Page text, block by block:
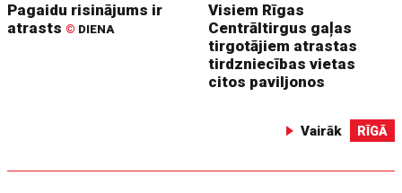
Pagaidu risinājums ir
atrasts © DIENA
Visiem Rīgas
Centrāltirgus gaļas
tirgotājiem atrastas
tirdzniecības vietas
citos paviljonos
Vairāk RĪGĀ